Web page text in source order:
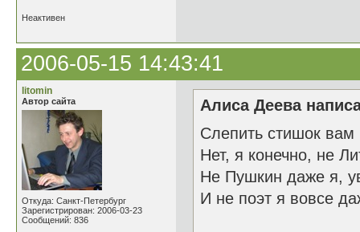
Неактивен
2006-05-15 14:43:41
litomin
Автор сайта
Откуда: Санкт-Петербург
Зарегистрирован: 2006-03-23
Сообщений: 836
Алиса Деева
Слепить стишок
Нет, я конечно, не
Не Пушкин даже я,
И не поэт я вовсе